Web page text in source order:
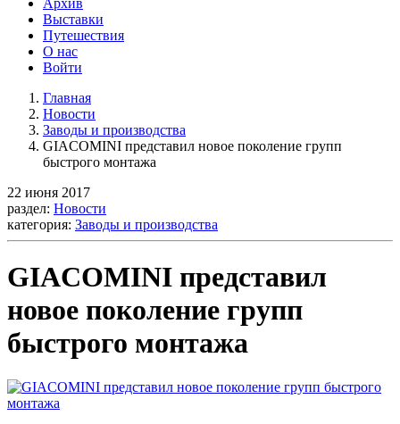
Архив
Выставки
Путешествия
О нас
Войти
Главная
Новости
Заводы и производства
GIACOMINI представил новое поколение групп
быстрого монтажа
22 июня 2017
раздел: Новости
категория: Заводы и производства
GIACOMINI представил
новое поколение групп
быстрого монтажа